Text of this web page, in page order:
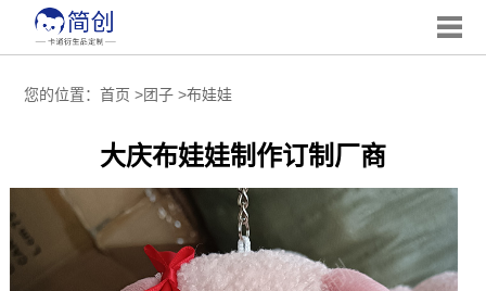
您的位置： 首页 >团子>布娃娃
大庆布娃娃制作订制厂商